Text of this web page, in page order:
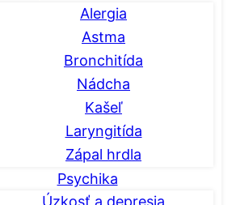
Alergia
Astma
Bronchitída
Nádcha
Kašeľ
Laryngitída
Zápal hrdla
Psychika
Úzkosť a depresia